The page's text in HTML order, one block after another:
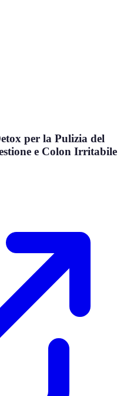
per la Pulizia del
e Colon Irritabile